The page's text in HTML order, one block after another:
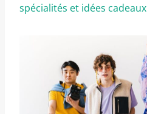
spécialités et idées cadeaux